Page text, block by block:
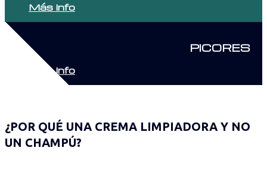
Más Info
PICORES
Más Info
¿POR QUÉ UNA CREMA LIMPIADORA Y NO
UN CHAMPÚ?